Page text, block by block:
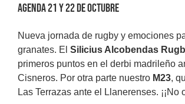
Agenda 21 y 22 de octubre
Nueva jornada de rugby y emociones
granates. El Silicius Alcobendas
primeros puntos en el derbi madrileño
Cisneros. Por otra parte nuestro M23,
Las Terrazas ante el Llanerenses. ¡¡No